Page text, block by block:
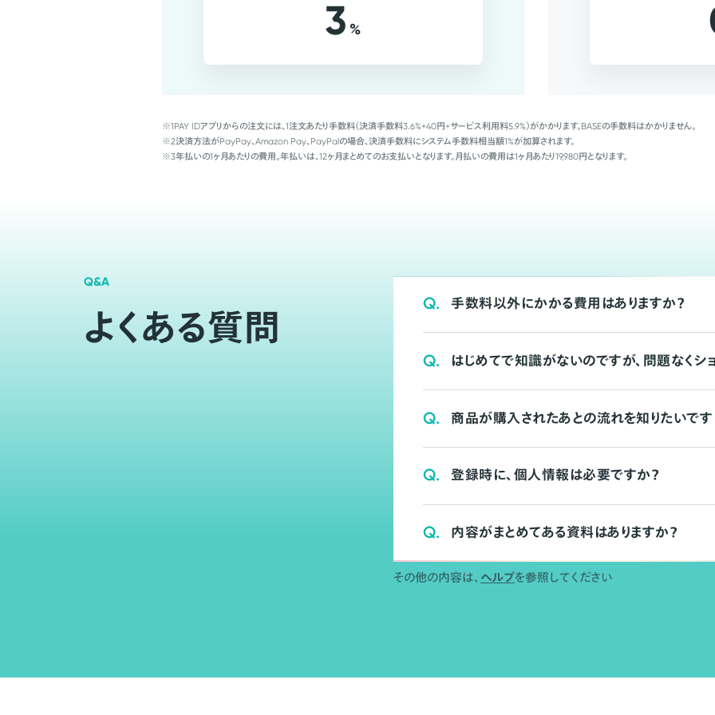
3 %
※1PAY IDアプリからの注文には、1注文あたり手数料（決済手数料3.6%+40円+サービス利用料5.9%）がかかります。BASEの手数料はかかりません。
※2決済方法がPayPay、Amazon Pay、PayPalの場合、決済手数料にシステム手数料相当額1%が加算されます。
※3年払いの1ヶ月あたりの費用。年払いは、12ヶ月まとめてのお支払いとなります。月払いの費用は1ヶ月あたり19,980円となります。
Q&A
よくある質問
Q. 手数料以外にかかる費用はありますか？
Q. はじめてで知識がないのですが、問題なくシ
Q. 商品が購入されたあとの流れを知りたいです
Q. 登録時に、個人情報は必要ですか？
Q. 内容がまとめてある資料はありますか？
その他の内容は、 ヘルプを参照してください